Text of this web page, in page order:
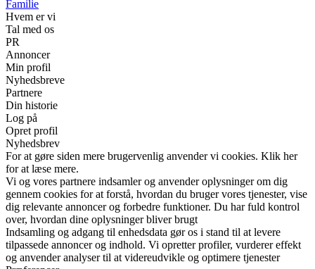
Familie
Hvem er vi
Tal med os
PR
Annoncer
Min profil
Nyhedsbreve
Partnere
Din historie
Log på
Opret profil
Nyhedsbrev
For at gøre siden mere brugervenlig anvender vi cookies. Klik her
for at læse mere.
Vi og vores partnere indsamler og anvender oplysninger om dig
gennem cookies for at forstå, hvordan du bruger vores tjenester, vise
dig relevante annoncer og forbedre funktioner. Du har fuld kontrol
over, hvordan dine oplysninger bliver brugt
Indsamling og adgang til enhedsdata gør os i stand til at levere
tilpassede annoncer og indhold. Vi opretter profiler, vurderer effekt
og anvender analyser til at videreudvikle og optimere tjenester